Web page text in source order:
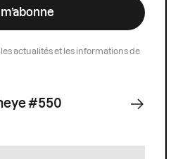
les actualités et les informations de
#550